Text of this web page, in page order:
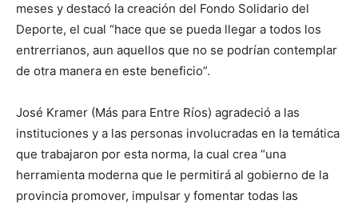
meses y destacó la creación del Fondo Solidario del
Deporte, el cual “hace que se pueda llegar a todos los
entrerrianos, aun aquellos que no se podrían contemplar
de otra manera en este beneficio”.
José Kramer (Más para Entre Ríos) agradeció a las
instituciones y a las personas involucradas en la temática
que trabajaron por esta norma, la cual crea “una
herramienta moderna que le permitirá al gobierno de la
provincia promover, impulsar y fomentar todas las